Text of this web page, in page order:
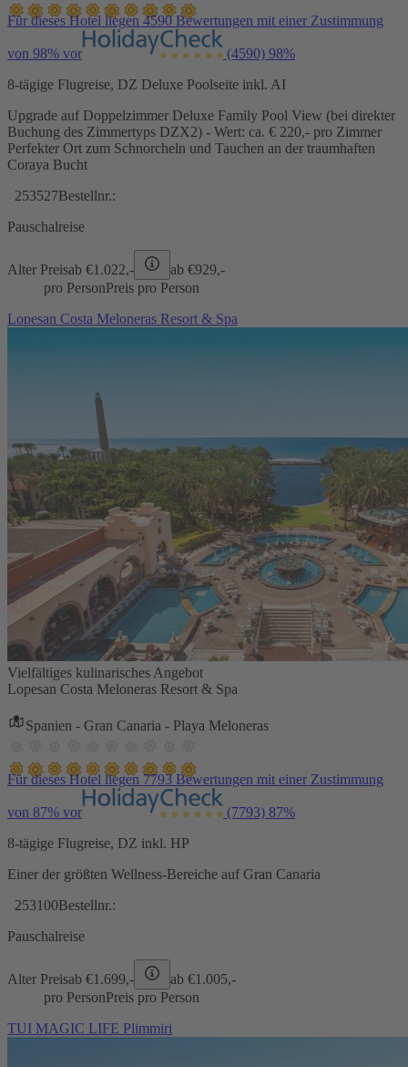
Für dieses Hotel liegen 4590 Bewertungen mit einer Zustimmung
von 98% vor (4590) 98%
8-tägige Flugreise, DZ Deluxe Poolseite inkl. AI
Upgrade auf Doppelzimmer Deluxe Family Pool View (bei direkter
Buchung des Zimmertyps DZX2) - Wert: ca. € 220,- pro Zimmer
Perfekter Ort zum Schnorcheln und Tauchen an der traumhaften
Coraya Bucht
253527Bestellnr.:
Pauschalreise
Alter Preisab €1.022,- ab €929,-
pro PersonPreis pro Person
Lopesan Costa Meloneras Resort & Spa
Vielfältiges kulinarisches Angebot
Lopesan Costa Meloneras Resort & Spa
Spanien - Gran Canaria - Playa Meloneras
Für dieses Hotel liegen 7793 Bewertungen mit einer Zustimmung
von 87% vor (7793) 87%
8-tägige Flugreise, DZ inkl. HP
Einer der größten Wellness-Bereiche auf Gran Canaria
253100Bestellnr.:
Pauschalreise
Alter Preisab €1.699,- ab €1.005,-
pro PersonPreis pro Person
TUI MAGIC LIFE Plimmiri